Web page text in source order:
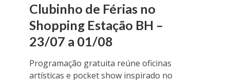
Clubinho de Férias no
Shopping Estação BH –
23/07 a 01/08
Programação gratuita reúne oficinas
artísticas e pocket show inspirado no